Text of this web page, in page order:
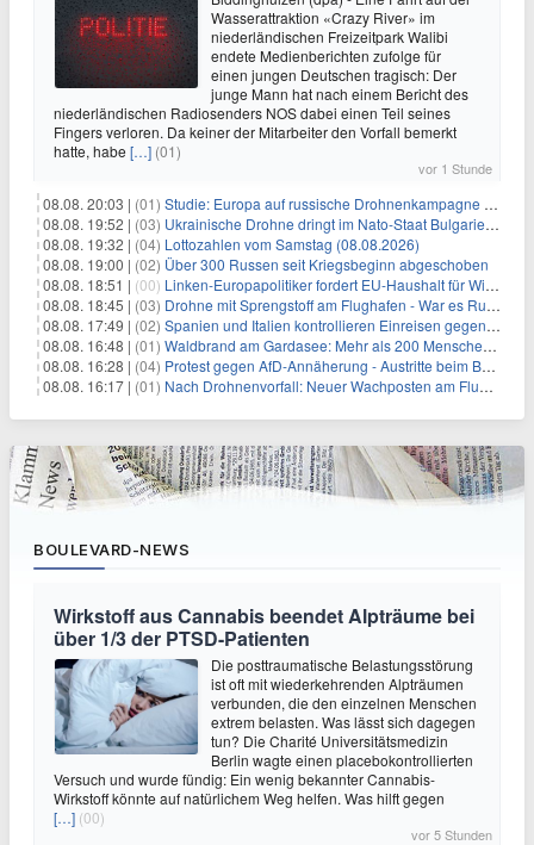
Wasserattraktion «Crazy River» im
niederländischen Freizeitpark Walibi
endete Medienberichten zufolge für
einen jungen Deutschen tragisch: Der
junge Mann hat nach einem Bericht des
niederländischen Radiosenders NOS dabei einen Teil seines
Fingers verloren. Da keiner der Mitarbeiter den Vorfall bemerkt
hatte, habe […] (01)
vor 1 Stunde
08.08. 20:03 | (01) Studie: Europa auf russische Drohnenkampagne unzureichend vorbereitet
08.08. 19:52 | (03) Ukrainische Drohne dringt im Nato-Staat Bulgarien ein
08.08. 19:32 | (04) Lottozahlen vom Samstag (08.08.2026)
08.08. 19:00 | (02) Über 300 Russen seit Kriegsbeginn abgeschoben
08.08. 18:51 | (00) Linken-Europapolitiker fordert EU-Haushalt für Wirtschaftsumbau
08.08. 18:45 | (03) Drohne mit Sprengstoff am Flughafen - War es Russland?
08.08. 17:49 | (02) Spanien und Italien kontrollieren Einreisen gegenseitig
08.08. 16:48 | (01) Waldbrand am Gardasee: Mehr als 200 Menschen evakuiert
08.08. 16:28 | (04) Protest gegen AfD-Annäherung - Austritte beim BSW Sachsen-Anhalt
08.08. 16:17 | (01) Nach Drohnenvorfall: Neuer Wachposten am Flughafen
BOULEVARD-NEWS
Wirkstoff aus Cannabis beendet Alpträume bei
über 1/3 der PTSD-Patienten
Die posttraumatische Belastungsstörung
ist oft mit wiederkehrenden Alpträumen
verbunden, die den einzelnen Menschen
extrem belasten. Was lässt sich dagegen
tun? Die Charité Universitätsmedizin
Berlin wagte einen placebokontrollierten
Versuch und wurde fündig: Ein wenig bekannter Cannabis-
Wirkstoff könnte auf natürlichem Weg helfen. Was hilft gegen
[…] (00)
vor 5 Stunden